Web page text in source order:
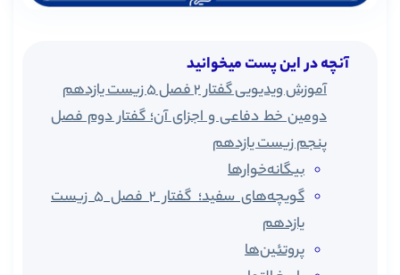
آنچه در این پست میخوانید
آموزش ویدیویی گفتار 2 فصل 5 زیست یازدهم
دومین خط دفاعی و اجزای آن؛ گفتار دوم فصل
پنجم زیست یازدهم
بیگانه‌خوارها
گویچه‌های سفید؛ گفتار 2 فصل 5 زیست
یازدهم
پروتئین‌ها